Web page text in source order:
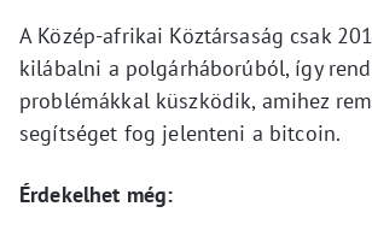
A Közép-afrikai Köztársaság csak
kilábalni a polgárháborúból, így
problémákkal küszködik, amihez
segítséget fog jelenteni a bitcoin.
Érdekelhet még: